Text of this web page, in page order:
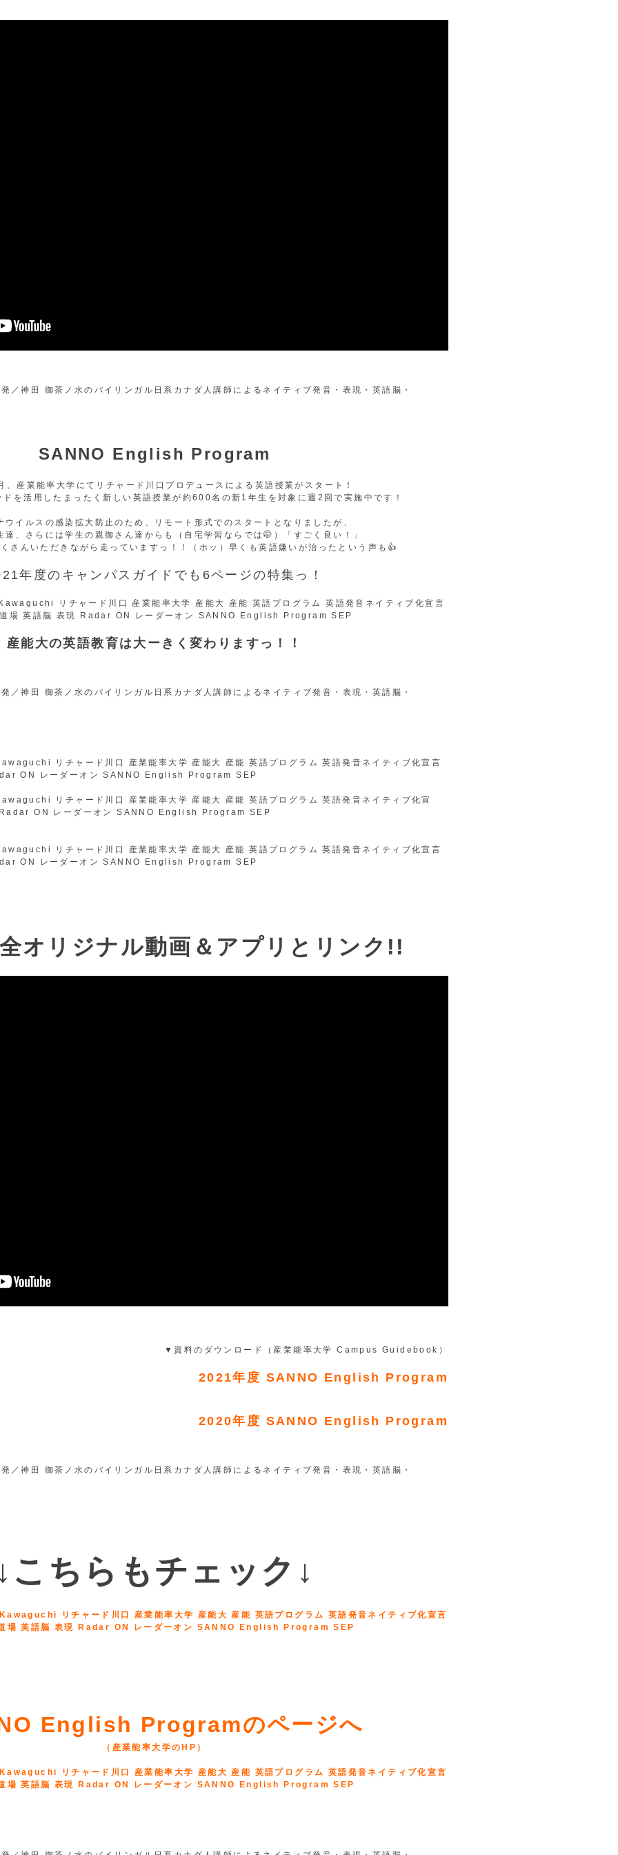
SANNO English Program
産業能率大学にてリチャード川口プロデュースによる英語授業がスタート！
を活用したまったく新しい英語授業が約600名の新1年生を対象に週2回で実施中です！
ウイルスの感染拡大防止のため、リモート形式でのスタートとなりましたが、
達、さらには学生の親御さん達からも（自宅学習ならでは🤭）「すごく良い！」
さんいただきながら走っていますっ！！（ホッ）早くも英語嫌いが治ったという声も👍
年度のキャンパスガイドでも6ページの特集っ！
産能大の英語教育は大ーきく変わりますっ！！
オリジナル動画＆アプリとリンク!!
▼資料のダウンロード（産業能率大学 Campus Guidebook）
2021年度 SANNO English Program
2020年度 SANNO English Program
こちらもチェック↓
English Programのページへ
（産業能率大学のHP）